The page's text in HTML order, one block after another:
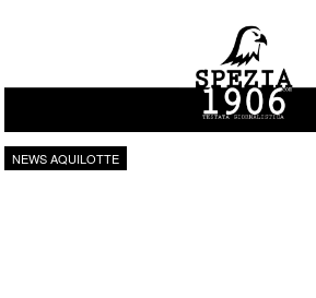
Vai al contenuto
NEWS AQUILOTTE